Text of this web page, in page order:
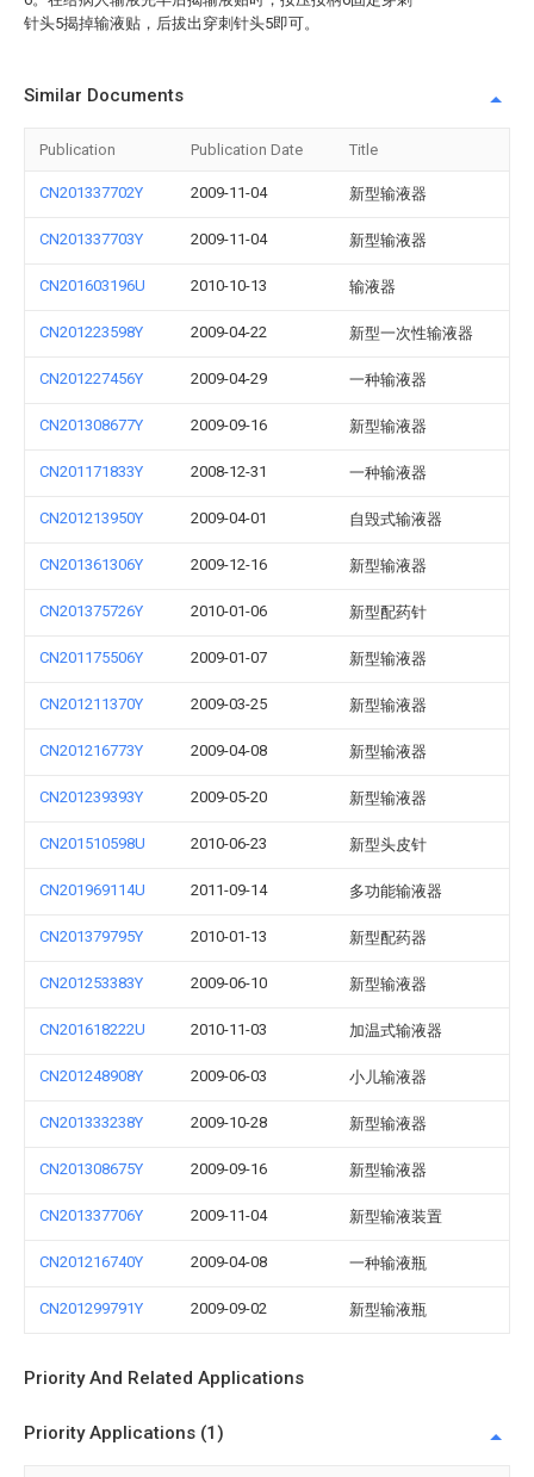
针头5揭掉输液贴，后拔出穿刺针头5即可。
Similar Documents
Publication Publication Date Title
CN201337702Y 2009-11-04 新型输液器
CN201337703Y 2009-11-04 新型输液器
CN201603196U 2010-10-13 输液器
CN201223598Y 2009-04-22 新型一次性输液器
CN201227456Y 2009-04-29 一种输液器
CN201308677Y 2009-09-16 新型输液器
CN201171833Y 2008-12-31 一种输液器
CN201213950Y 2009-04-01 自毁式输液器
CN201361306Y 2009-12-16 新型输液器
CN201375726Y 2010-01-06 新型配药针
CN201175506Y 2009-01-07 新型输液器
CN201211370Y 2009-03-25 新型输液器
CN201216773Y 2009-04-08 新型输液器
CN201239393Y 2009-05-20 新型输液器
CN201510598U 2010-06-23 新型头皮针
CN201969114U 2011-09-14 多功能输液器
CN201379795Y 2010-01-13 新型配药器
CN201253383Y 2009-06-10 新型输液器
CN201618222U 2010-11-03 加温式输液器
CN201248908Y 2009-06-03 小儿输液器
CN201333238Y 2009-10-28 新型输液器
CN201308675Y 2009-09-16 新型输液器
CN201337706Y 2009-11-04 新型输液装置
CN201216740Y 2009-04-08 一种输液瓶
CN201299791Y 2009-09-02 新型输液瓶
Priority And Related Applications
Priority Applications (1)